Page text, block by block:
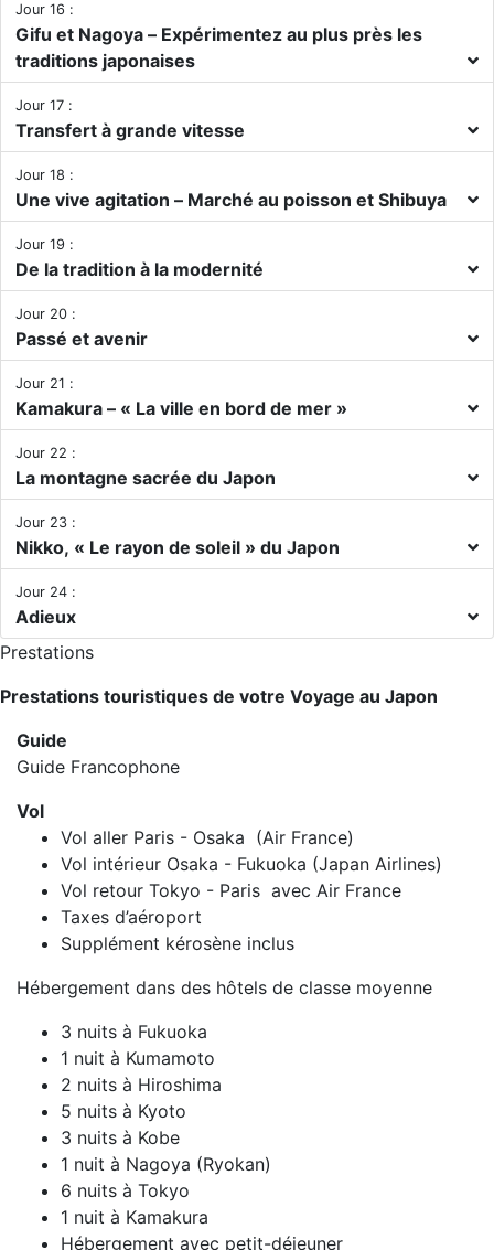
Jour 16 :
Gifu et Nagoya – Expérimentez au plus près les
traditions japonaises
Jour 17 :
Transfert à grande vitesse
Jour 18 :
Une vive agitation – Marché au poisson et Shibuya
Jour 19 :
De la tradition à la modernité
Jour 20 :
Passé et avenir
Jour 21 :
Kamakura – « La ville en bord de mer »
Jour 22 :
La montagne sacrée du Japon
Jour 23 :
Nikko, « Le rayon de soleil » du Japon
Jour 24 :
Adieux
Prestations
Prestations touristiques de votre Voyage au Japon
Guide
Guide Francophone
Vol
Vol aller Paris - Osaka (Air France)
Vol intérieur Osaka - Fukuoka (Japan Airlines)
Vol retour Tokyo - Paris avec Air France
Taxes d’aéroport
Supplément kérosène inclus
Hébergement dans des hôtels de classe moyenne
3 nuits à Fukuoka
1 nuit à Kumamoto
2 nuits à Hiroshima
5 nuits à Kyoto
3 nuits à Kobe
1 nuit à Nagoya (Ryokan)
6 nuits à Tokyo
1 nuit à Kamakura
Hébergement avec petit-déjeuner